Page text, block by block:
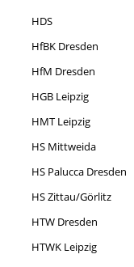
HDS
HfBK Dresden
HfM Dresden
HGB Leipzig
HMT Leipzig
HS Mittweida
HS Palucca Dresden
HS Zittau/Görlitz
HTW Dresden
HTWK Leipzig